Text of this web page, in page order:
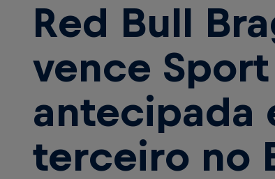
Red Bull
vence
antecipada
terceiro no